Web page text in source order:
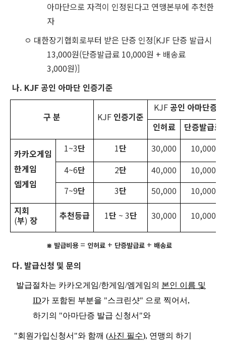
아마단으로 자격이 인정된다고 연맹본부에 추천한
자
ㅇ 대한장기협회로부터 받은 단증 인정[KJF 단증 발급시
13,000원(단증발급료 10,000원 + 배송료
3,000원)]
나. KJF 공인 아마단 인증기준
구 분 KJF 인증기준
KJF 공인 아마단증
인허료
단증발급료
카카오게임
한게임
엠게임
1~3단 1단 30,000
10,000
4~6단 2단 40,000
10,000
7~9단 3단 50,000
10,000
지회
(부) 장 추천등급 1단 ~ 3단 30,000 10,000
⋇ 발급비용 = 인허료 + 단증발급료 + 배송료
다. 발급신청 및 문의
발급절차는 카카오게임/한게임/엠게임의 본인 이름 및
ID가 포함된 부분을 "스크린샷" 으로 찍어서,
하기의 "아마단증 발급 신청서"와
"회원가입신청서"와 함깨 (사진 필수), 연맹의 하기